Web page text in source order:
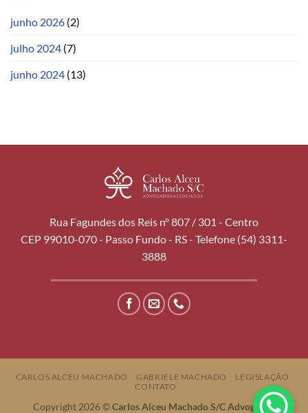
junho 2026 (2)
julho 2024 (7)
junho 2024 (13)
Rua Fagundes dos Reis nº 807 / 301 - Centro
CEP 99010-070 - Passo Fundo - RS - Telefone (54) 3311-
3888
CARLOS ALCEU MACHADO GABRIELE MACHADO
LEGISLAÇÃO
CONTATO
Copyright 2026 ©Carlos Alceu Machado S/C Advogados